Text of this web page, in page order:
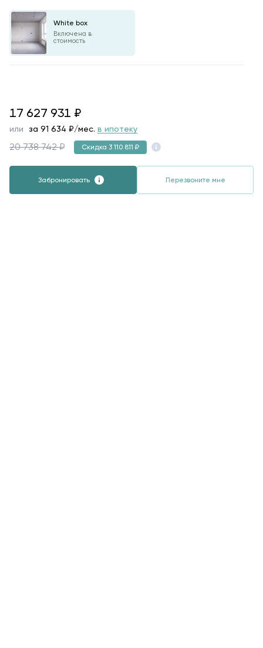
White box
Включена в
стоимость
17627931
17 627 931 ₽
или за 91 634 ₽/мес. в ипотеку
20 738 742 ₽ Скидка 3 110 811 ₽
Забронировать Перезвоните мне